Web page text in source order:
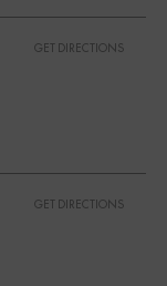
GET DIRECTIONS
GET DIRECTIONS